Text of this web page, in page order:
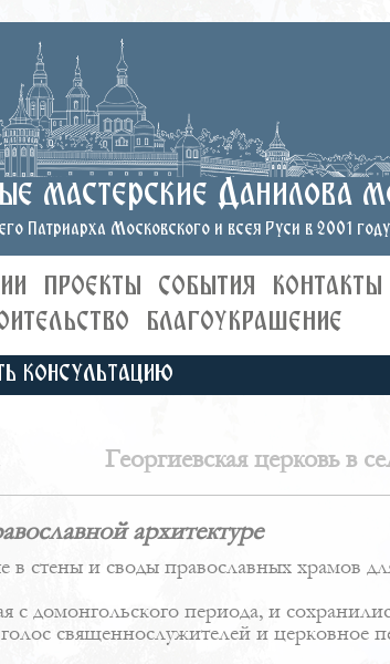
мастерские Данилова
Патриарха Московского и всея Руси в 2001 году
ПРОЕКТЫ СОБЫТИЯ
КОНТАКТЫ
БЛАГОУКРАШЕНИЕ
КОНСУЛЬТАЦИЮ
Георгиевская церковь в
архитектуре
стены и своды православных храмов
домонгольского периода, и
священнослужителей и